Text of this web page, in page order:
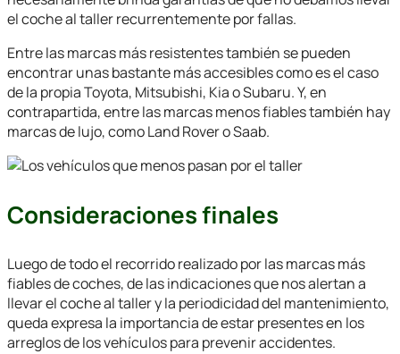
el coche al taller recurrentemente por fallas.
Entre las marcas más resistentes también se pueden
encontrar unas bastante más accesibles como es el caso
de la propia Toyota, Mitsubishi, Kia o Subaru. Y, en
contrapartida, entre las marcas menos fiables también hay
marcas de lujo, como Land Rover o Saab.
Consideraciones finales
Luego de todo el recorrido realizado por las marcas más
fiables de coches, de las indicaciones que nos alertan a
llevar el coche al taller y la periodicidad del mantenimiento,
queda expresa la importancia de estar presentes en los
arreglos de los vehículos para prevenir accidentes.